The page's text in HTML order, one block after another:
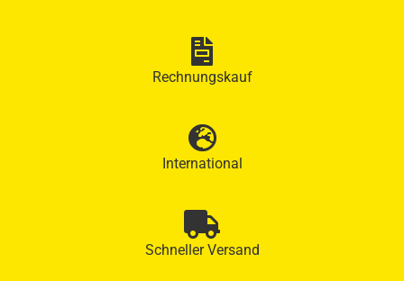
Rechnungskauf
International
Schneller Versand